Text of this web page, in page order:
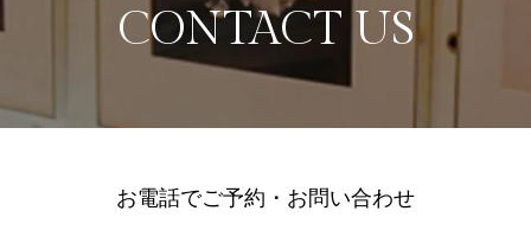
CONTACT US
お電話でご予約・お問い合わせ